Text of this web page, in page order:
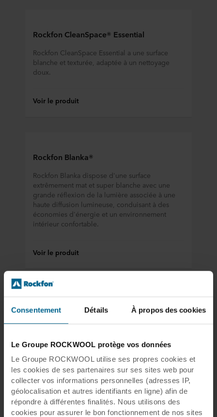
Consentement Détails À propos des cookies
Le Groupe ROCKWOOL protège vos données
Le Groupe ROCKWOOL utilise ses propres cookies et
les cookies de ses partenaires sur ses sites web pour
collecter vos informations personnelles (adresses IP,
géolocalisation et autres identifiants en ligne) afin de
répondre à différentes finalités. Nous utilisons des
cookies pour assurer le bon fonctionnement de nos sites
Rockfon CleanSpace® Essential
Rockfon CleanSpace Essential a une surface
blanche et texturée, adaptée à un nettoyage
doux.
Voir le produit
Rockfon Blanka®
Rockfon Blanka dispose d'une surface
extrêmement mat et super blanche avec une
grande réflexion de la lumière associée à une
haute diffusion lumineuse, conduisant à des
économies d'énergie et un environnement
intérieur confortable.
Voir le produit
Rockfon Blanka® Activity
Rockfon Blanka Activity a été conçu pour les
intelligibilité de la parole est essentielle et où
les niveaux sonore et d'activité sont très élevés.
Voir le produit